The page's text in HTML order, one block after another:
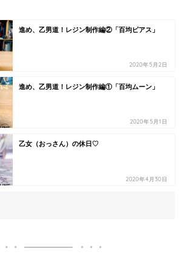
進め、乙男道！レジン制作編②「百均ピアス」
2020年5月2日
進め、乙男道！レジン制作編①「百均ムーン」
2020年5月1日
乙女（おっさん）の休日♡
2020年4月30日